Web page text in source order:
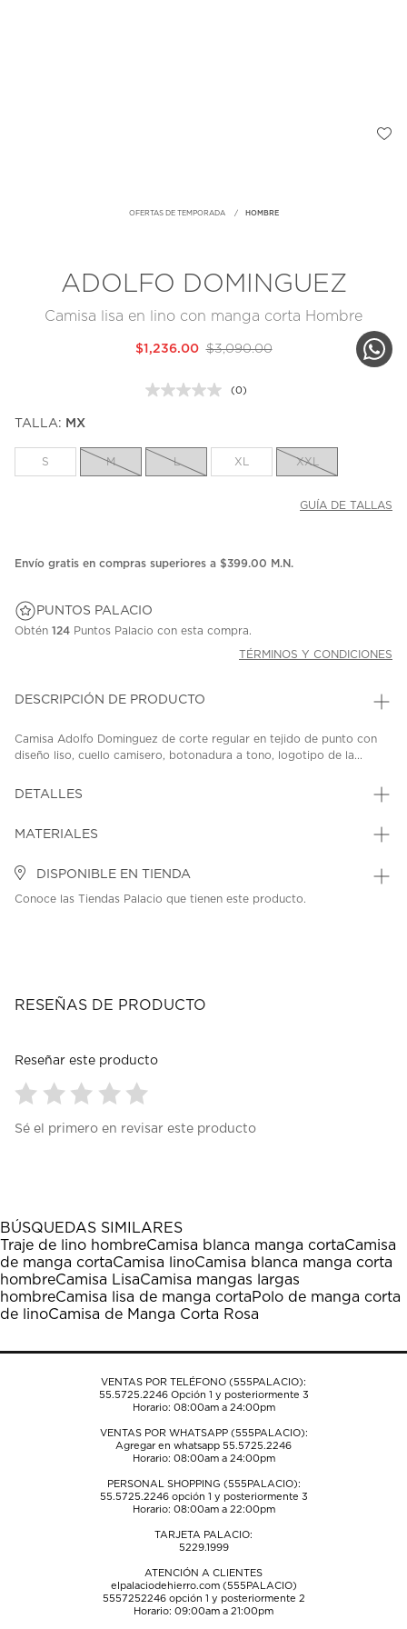
OFERTAS DE TEMPORADA HOMBRE
ADOLFO DOMINGUEZ
Camisa lisa en lino con manga corta Hombre
$3,090.00
$1,236.00
Sin
la
misma
(0)
TALLA: MX
S M L XL XXL
GUÍA DE TALLAS
Envío gratis en compras superiores a $399.00 M.N.
PUNTOS PALACIO
Obtén 124 Puntos Palacio con esta compra.
TÉRMINOS Y CONDICIONES
DESCRIPCIÓN DE PRODUCTO
Camisa Adolfo Dominguez de corte regular en tejido de punto con
diseño liso, cuello camisero, botonadura a tono, logotipo de la...
DETALLES
MATERIALES
DISPONIBLE EN TIENDA
Conoce las Tiendas Palacio que tienen este producto.
RESEÑAS DE PRODUCTO
Reseñar este producto
para
1
estrella
Esta
acción
abrirá
el
formulario
envío.
para
estrellas.
Esta
acción
abrirá
el
formulario
envío.
para
estrellas.
Esta
acción
abrirá
el
formulario
envío.
para
estrellas.
Esta
acción
abrirá
el
formulario
envío.
para
estrellas.
Esta
acción
abrirá
el
formulario
envío.
Sé el primero en revisar este producto
BÚSQUEDAS SIMILARES
Traje de lino hombreCamisa blanca manga cortaCamisa
de manga cortaCamisa linoCamisa blanca manga corta
hombreCamisa LisaCamisa mangas largas
hombreCamisa lisa de manga cortaPolo de manga corta
de linoCamisa de Manga Corta Rosa
VENTAS POR TELÉFONO (555PALACIO):
55.5725.2246Opción 1 y posteriormente 3
Horario: 08:00am a 24:00pm
VENTAS POR WHATSAPP (555PALACIO):
Agregar en whatsapp 55.5725.2246
Horario: 08:00am a 24:00pm
PERSONAL SHOPPING (555PALACIO):
55.5725.2246opción 1 y posteriormente 3
Horario: 08:00am a 22:00pm
TARJETA PALACIO:
5229.1999
ATENCIÓN A CLIENTES
elpalaciodehierro.com (555PALACIO)
5557252246opción 1 y posteriormente 2
Horario: 09:00am a 21:00pm